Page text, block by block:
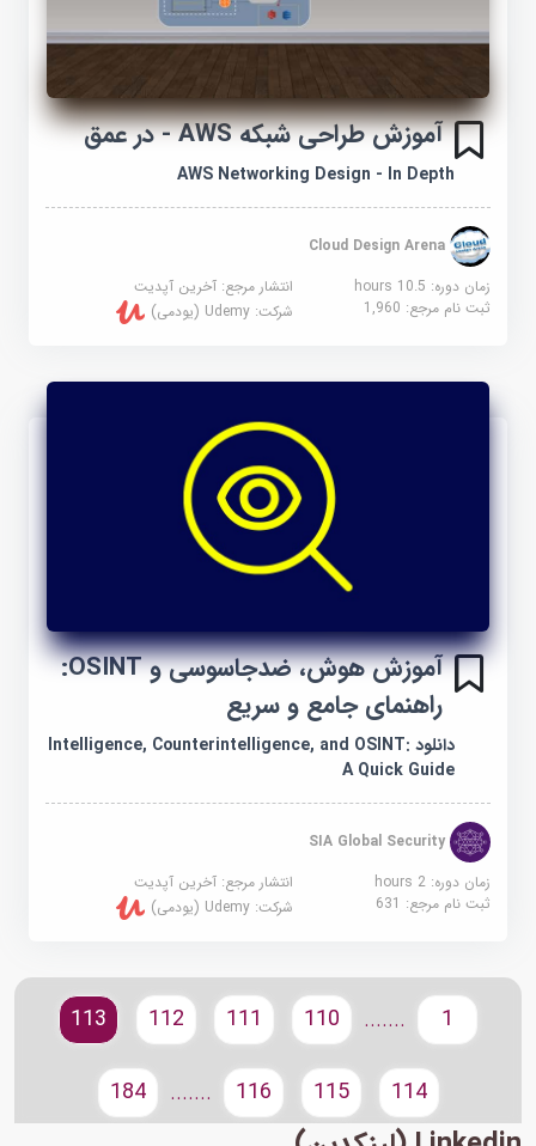
آموزش طراحی شبکه AWS - در عمق
AWS Networking Design - In Depth
Cloud Design Arena
زمان دوره: 10.5 hours
انتشار مرجع:آخرین آپدیت
ثبت نام مرجع:1,960 شرکت:Udemy (یودمی)
آموزش هوش، ضدجاسوسی و OSINT:
راهنمای جامع و سریع
دانلود Intelligence, Counterintelligence, and OSINT:
A Quick Guide
SIA Global Security
زمان دوره: 2 hours
انتشار مرجع:آخرین آپدیت
ثبت نام مرجع:631 شرکت:Udemy (یودمی)
.......
110
111
112
113
114
115
116
.......
184